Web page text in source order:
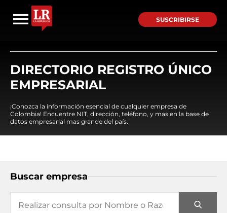
SUSCRIBIRSE
DIRECTORIO REGISTRO ÚNICO
EMPRESARIAL
¡Conozca la información esencial de cualquier empresa de
Colombia! Encuentre NIT, dirección, teléfono, y mas en la base de
datos empresarial mas grande del país.
Buscar empresa